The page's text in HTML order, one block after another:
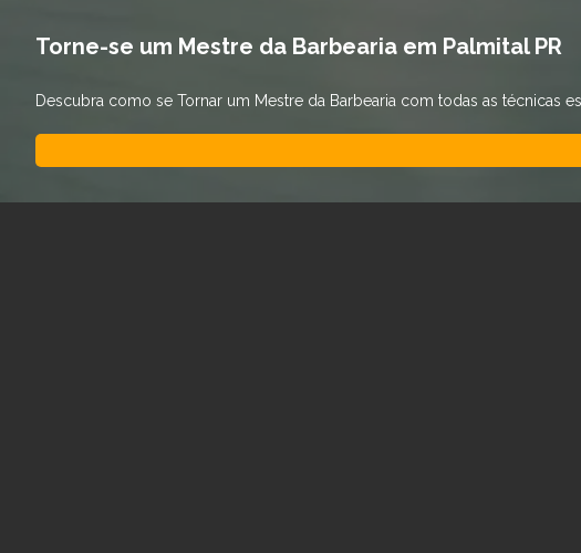
Torne-se um Mestre da Barbearia em Palmital PR
Descubra como se Tornar um Mestre da Barbearia com todas as técnicas